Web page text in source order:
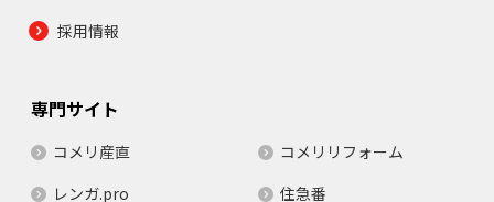
採用情報
専門サイト
コメリ産直
コメリリフォーム
レンガ.pro
住急番